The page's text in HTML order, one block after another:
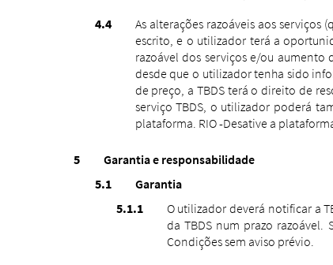
As alterações razoáveis ​​aos serviços
escrito, e o utilizador terá a
razoável dos serviços e/ou aumento
desde que o utilizador tenha sido
de preço, a TBDS terá o direito de
serviço TBDS, o utilizador poderá
plataforma. RIO -Desative a
Garantia e responsabilidade
Garantia
O utilizador deverá notificar a
da TBDS num prazo
Condições sem aviso prévio.